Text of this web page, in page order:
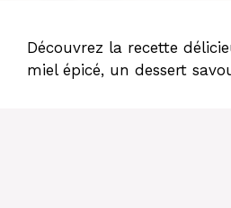
Découvrez la recette
miel épicé, un dessert